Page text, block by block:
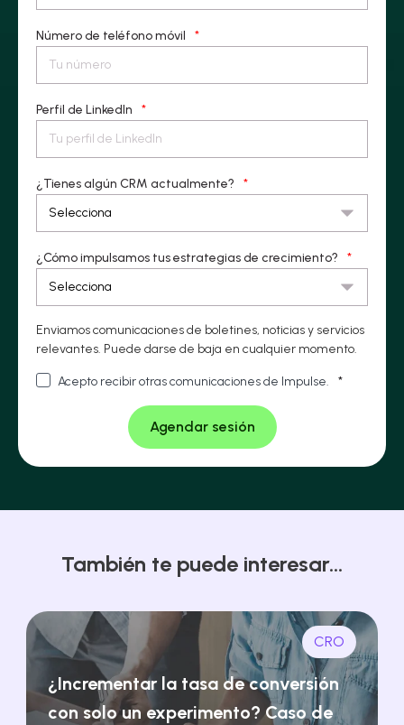
Número de teléfono móvil *
Perfil de LinkedIn *
¿Tienes algún CRM actualmente? *
¿Cómo impulsamos tus estrategias de crecimiento? *
Enviamos comunicaciones de boletines, noticias y servicios
relevantes. Puede darse de baja en cualquier momento.
Acepto recibir otras comunicaciones de Impulse. *
También te puede interesar...
CRO
¿Incrementar la tasa de conversión
con solo un experimento? Caso de